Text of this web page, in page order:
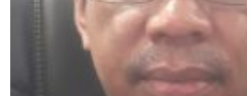
Tuan
Rumah
Rakor
Kepegawaian
Sulteng